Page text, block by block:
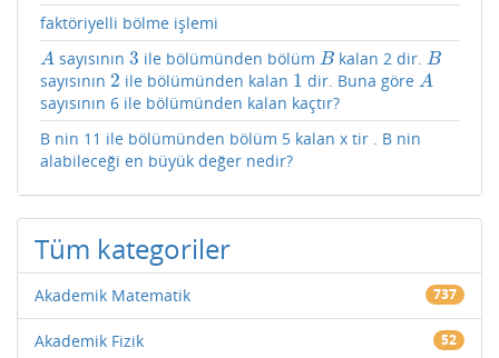
faktöriyelli bölme işlemi
A
A sayısının 3
3 ile bölümünden bölüm B
B kalan 2 dir. B
B
sayısının 2
2 ile bölümünden kalan 1
1 dir. Buna göre A
A
sayısının 6 ile bölümünden kalan kaçtır?
B nin 11 ile bölümünden bölüm 5 kalan x tir . B nin
alabileceği en büyük değer nedir?
Tüm kategoriler
Akademik Matematik 737
Akademik Fizik 52